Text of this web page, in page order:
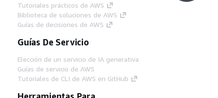
Tutoriales prácticos de AWS
Biblioteca de soluciones de AWS
Guías de decisiones de AWS
Guías De Servicio
Elección de un servicio de IA generativa
Guías de servicio de AWS
Tutoriales de CLI de AWS en GitHub